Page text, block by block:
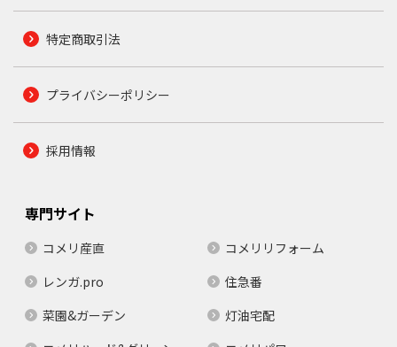
特定商取引法
プライバシーポリシー
採用情報
専門サイト
コメリ産直
コメリリフォーム
レンガ.pro
住急番
菜園&ガーデン
灯油宅配